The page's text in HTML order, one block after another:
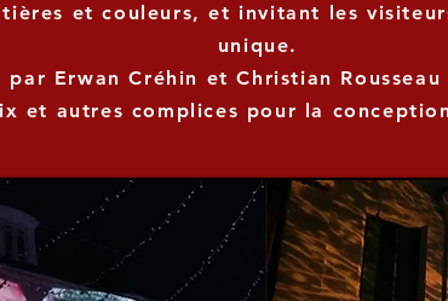
et couleurs, et invitant les
unique.
Erwan Créhin et Christian
et autres complices pour la